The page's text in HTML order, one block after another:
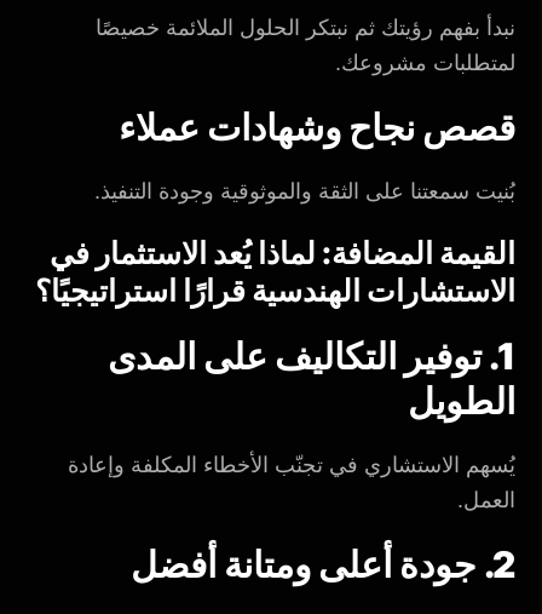
نبدأ بفهم رؤيتك ثم نبتكر الحلول الملائمة خصيصًا
لمتطلبات مشروعك.
قصص نجاح وشهادات عملاء
بُنيت سمعتنا على الثقة والموثوقية وجودة التنفيذ.
القيمة المضافة: لماذا يُعد الاستثمار في
الاستشارات الهندسية قرارًا استراتيجيًا؟
1. توفير التكاليف على المدى
الطويل
يُسهم الاستشاري في تجنّب الأخطاء المكلفة وإعادة
العمل.
2. جودة أعلى ومتانة أفضل